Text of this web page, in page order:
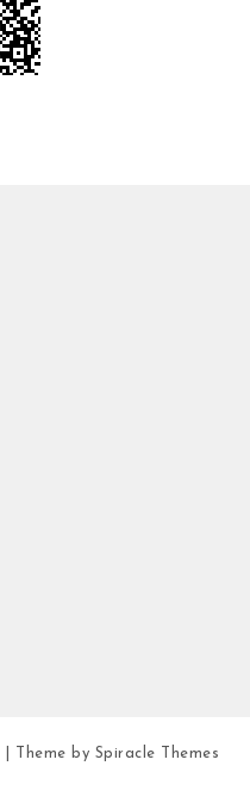
| Theme by Spiracle Themes